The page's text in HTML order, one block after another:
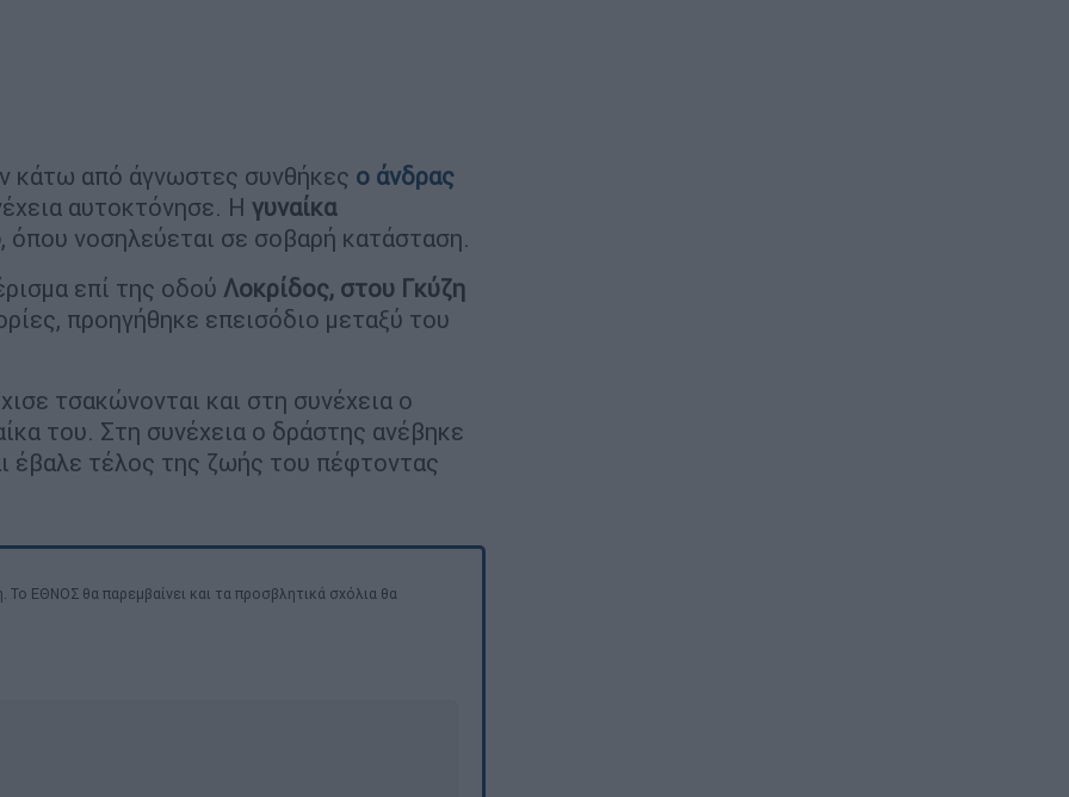
κάτω από άγνωστες συνθήκες ο άνδρας
αυτοκτόνησε. Η γυναίκα
, όπου νοσηλεύεται σε σοβαρή κατάσταση.
επί της οδού Λοκρίδος, στου Γκύζη
προηγήθηκε επεισόδιο μεταξύ του
τσακώνονται και στη συνέχεια ο
του. Στη συνέχεια ο δράστης ανέβηκε
έβαλε τέλος της ζωής του πέφτοντας
ΕΘΝΟΣ θα παρεμβαίνει και τα προσβλητικά σχόλια θα